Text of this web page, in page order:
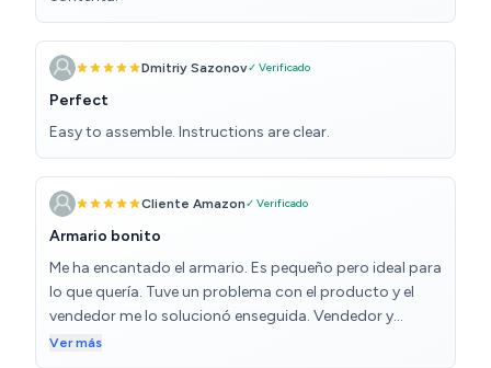
Dmitriy Sazonov✓ Verificado
Perfect
Easy to assemble. Instructions are clear.
Cliente Amazon✓ Verificado
Armario bonito
Me ha encantado el armario. Es pequeño pero ideal para
lo que quería. Tuve un problema con el producto y el
vendedor me lo solucionó enseguida. Vendedor y
producto de 10.
Ver más